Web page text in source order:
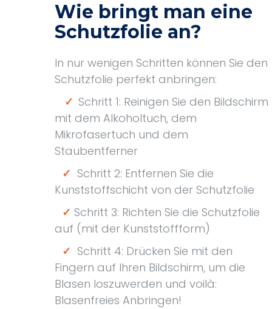
Wie bringt man eine
Schutzfolie an?
In nur wenigen Schritten können Sie den
Schutzfolie perfekt anbringen:
✓ Schritt 1: Reinigen Sie den Bildschirm
mit dem Alkoholtuch, dem
Mikrofasertuch und dem
Staubentferner
✓ Schritt 2: Entfernen Sie die
Kunststoffschicht von der Schutzfolie
✓ Schritt 3: Richten Sie die Schutzfolie
auf (mit der Kunststoffform)
✓ Schritt 4: Drücken Sie mit den
Fingern auf Ihren Bildschirm, um die
Blasen loszuwerden und voilà:
Blasenfreies Anbringen!